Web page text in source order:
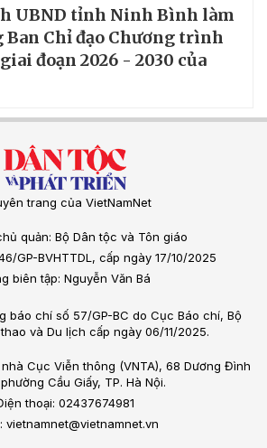
UBND tỉnh Ninh Bình làm
Ban Chỉ đạo Chương trình
đoạn 2026 - 2030 của
trang của VietNamNet
quản: Bộ Dân tộc và Tôn giáo
GP-BVHTTDL, cấp ngày 17/10/2025
biên tập: Nguyễn Văn Bá
báo chí số 57/GP-BC do Cục Báo chí, Bộ
và Du lịch cấp ngày 06/11/2025.
Cục Viễn thông (VNTA), 68 Dương Đình
Cầu Giấy, TP. Hà Nội.
thoại: 02437674981
vietnamnet@vietnamnet.vn